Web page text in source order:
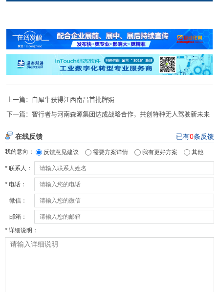
上一篇： 白犀牛获得江西南昌首批牌照
下一篇：智行者与河南森源集团达成战略合作，共创特种无人驾驶新未来